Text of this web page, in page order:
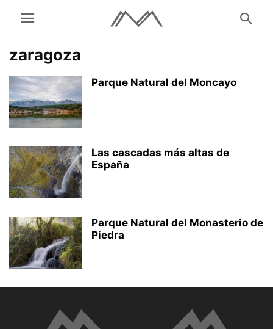
zaragoza
Parque Natural del Moncayo
Las cascadas más altas de
España
Parque Natural del Monasterio de
Piedra